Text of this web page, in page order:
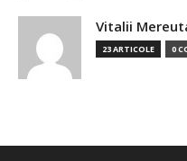
Vitalii
23 ARTICOLE 0